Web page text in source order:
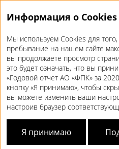
Годовой отчет 2020
СОВЕТ
Краткие
Совета директоров
Информация о Cookies
Мы используем Cookies для
пребывание на нашем сайте
вы продолжаете просмотр
это будет означать, что вы
«Годовой отчет АО «ФПК» за
кнопку «Я принимаю», чтобы
вы можете изменить ваши
настроив браузер
Я принимаю